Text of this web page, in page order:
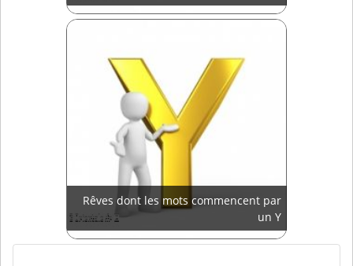
Rêves dont les mots commencent par
un Y